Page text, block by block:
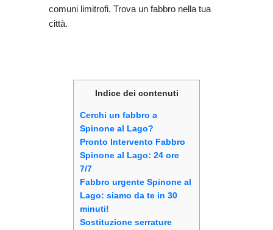
comuni limitrofi. Trova un fabbro nella tua
città.
Indice dei contenuti
Cerchi un fabbro a
Spinone al Lago?
Pronto Intervento Fabbro
Spinone al Lago: 24 ore
7/7
Fabbro urgente Spinone al
Lago: siamo da te in 30
minuti!
Sostituzione serrature